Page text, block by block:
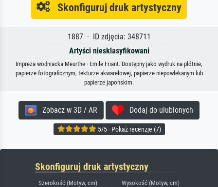
Skonfiguruj druk artystyczny
1887 · ID zdjęcia: 348711
Artyści niesklasyfikowani
Impreza wodniacka Meurthe · Emile Friant. Dostępny jako wydruk na płótnie,
papierze fotograficznym, tekturze akwarelowej, papierze niepowlekanym lub
papierze japońskim.
Zobacz w 3D / AR Dodaj do ulubionych
5/5 · Pokaż recenzje (7)
Skonfiguruj druk artystyczny
Szerokość (Motyw, cm) Wysokość (Motyw, cm)